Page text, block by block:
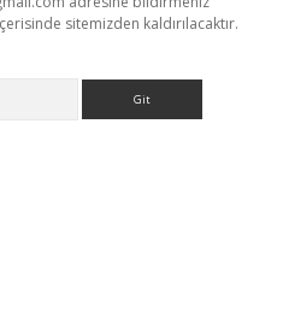
sitemizden kaldırılacaktır.